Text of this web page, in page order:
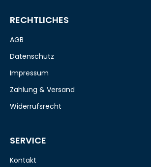
RECHTLICHES
AGB
Datenschutz
Impressum
Zahlung & Versand
Widerrufsrecht
SERVICE
Kontakt